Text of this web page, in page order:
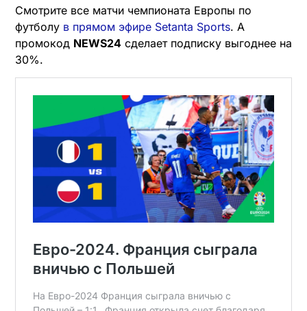
Смотрите все матчи чемпионата Европы по
футболу в прямом эфире Setanta Sports. А
промокод NEWS24 сделает подписку выгоднее на
30%.